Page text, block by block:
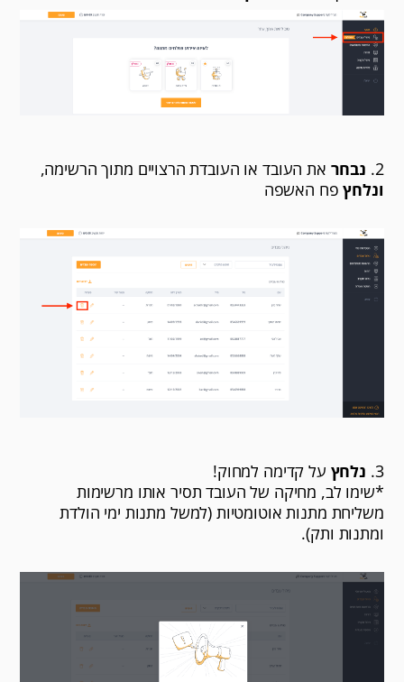
2. נבחר את העובד או העובדת הרצויים מתוך הרשימה,
ונלחץפח האשפה
3. נלחץ על קדימה למחוק!
*שימו לב, מחיקה של העובד תסיר אותו מרשימות
משליחת מתנות אוטומטיות (למשל מתנות ימי הולדת
ומתנות ותק).